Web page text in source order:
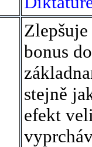
bonus
stejně
efekt